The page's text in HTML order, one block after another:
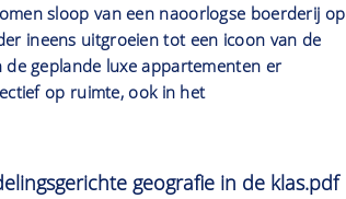
sloop van een naoorlogse boerderij op
ineens uitgroeien tot een icoon van de
geplande luxe appartementen er
op ruimte, ook in het
geografie in de klas.pdf